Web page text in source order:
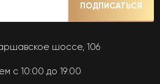
ПОДПИСАТЬСЯ
шоссе, 106
с 10:00 до 19:00